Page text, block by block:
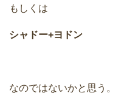
もしくは
シャドー+ヨドン
なのではないかと思う。